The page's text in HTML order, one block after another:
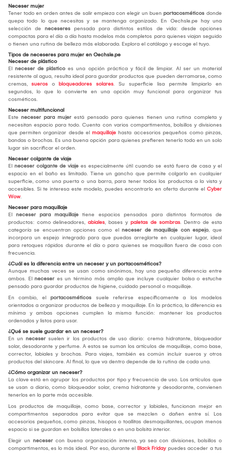
Neceser mujer
Tener todo en orden antes de salir empieza con elegir un buen portacosméticos donde
quepa todo lo que necesitas y se mantenga organizado. En Oechsle.pe hay una
selección de neceseres pensada para distintos estilos de vida: desde opciones
compactas para el día a día hasta modelos más completos para quienes viajan seguido
o tienen una rutina de belleza más elaborada. Explora el catálogo y escoge el tuyo.
Tipos de neceseres para mujer en Oechsle.pe
Neceser de plástico
El neceser de plástico es una opción práctica y fácil de limpiar. Al ser un material
resistente al agua, resulta ideal para guardar productos que pueden derramarse, como
cremas, sueros o bloqueadores solares. Su superficie lisa permite limpiarlo en
segundos, lo que lo convierte en una opción muy funcional para organizar tus
cosméticos.
Neceser multifuncional
Este neceser para mujer está pensado para quienes tienen una rutina completa y
necesitan espacio para todo. Cuenta con varios compartimentos, bolsillos y divisiones
que permiten organizar desde el maquillaje hasta accesorios pequeños como pinzas,
bandas o brochas. Es una buena opción para quienes prefieren tenerlo todo en un solo
lugar sin sacrificar el orden.
Neceser colgante de viaje
El neceser colgante de viaje es especialmente útil cuando se está fuera de casa y el
espacio en el baño es limitado. Tiene un gancho que permite colgarlo en cualquier
superficie, como una puerta o una barra, para tener todos los productos a la vista y
accesibles. Si te interesa este modelo, puedes encontrarlo en oferta durante el Cyber
Wow.
Neceser para maquillaje
El neceser para maquillaje tiene espacios pensados para distintos formatos de
productos: como delineadores, abiales, bases y paletas de sombras. Dentro de esta
categoría se encuentran opciones como el neceser de maquillaje con espejo, que
incorpora un espejo integrado para que puedas arreglarte en cualquier lugar, ideal
para retoques rápidos durante el día o para quienes se maquillan fuera de casa con
frecuencia.
¿Cuál es la diferencia entre un neceser y un portacosméticos?
Aunque muchas veces se usan como sinónimos, hay una pequeña diferencia entre
ambos. El neceser es un término más amplio que incluye cualquier bolsa o estuche
pensado para guardar productos de higiene, cuidado personal o maquillaje.
En cambio, el portacosméticos suele referirse específicamente a los modelos
orientados a organizar productos de belleza y maquillaje. En la práctica, la diferencia es
mínima y ambas opciones cumplen la misma función: mantener los productos
ordenados y listos para usar.
¿Qué se suele guardar en un neceser?
En un neceser suelen ir los productos de uso diario: crema hidratante, bloqueador
solar, desodorante y perfume. A estos se suman los artículos de maquillaje, como base,
corrector, labiales y brochas. Para viajes, también es común incluir sueros y otros
productos del skincare. Al final, lo que va dentro depende de la rutina de cada una.
¿Cómo organizar un neceser?
La clave está en agrupar los productos por tipo y frecuencia de uso. Los artículos que
se usan a diario, como bloqueador solar, crema hidratante y desodorante, convienen
tenerlos en la parte más accesible.
Los productos de maquillaje, como base, corrector y labiales, funcionan mejor en
compartimentos separados para evitar que se mezclen o dañen entre sí. Los
accesorios pequeños, como pinzas, hisopos o toallitas desmaquillantes, ocupan menos
espacio si se guardan en bolsillos laterales o en una bolsita interior.
Elegir un neceser con buena organización interna, ya sea con divisiones, bolsillos o
compartimentos, es lo más ideal. Por eso, durante el Black Fridaypuedes acceder a tus